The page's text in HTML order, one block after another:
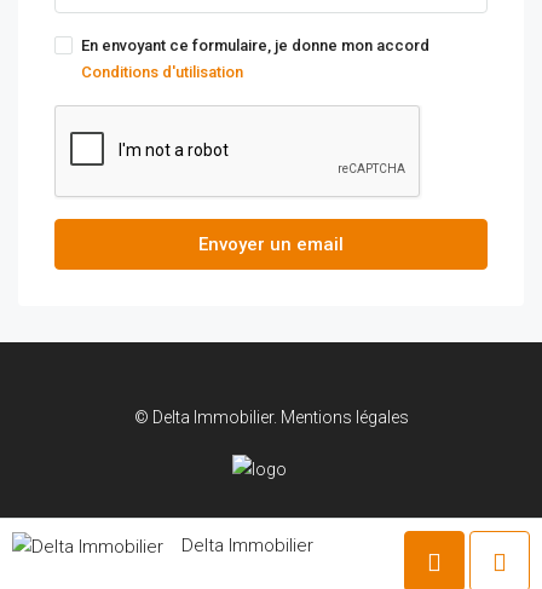
En envoyant ce formulaire, je donne mon accord
Conditions d'utilisation
Envoyer un email
© Delta Immobilier. Mentions légales
Delta Immobilier